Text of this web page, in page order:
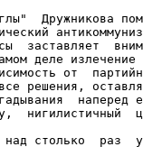
Дружникова
заставляет
деле
oт
решения,
наперед
нигилистичный
столько  раз